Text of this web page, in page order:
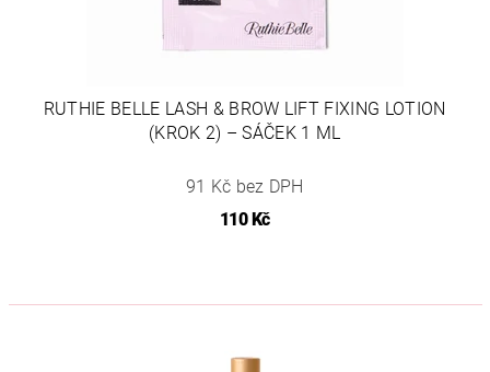
RUTHIE BELLE LASH & BROW LIFT FIXING LOTION
(KROK 2) – SÁČEK 1 ML
91 Kč bez DPH
110 Kč